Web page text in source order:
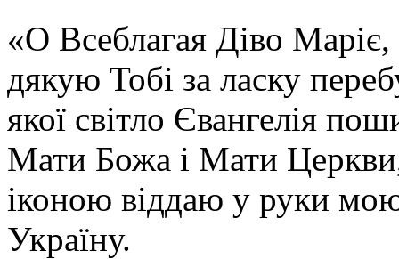
«О Всеблагая Діво
дякую Тобі за ласку
якої світло Євангелія
Мати Божа і Мати
іконою віддаю у руки
Україну.